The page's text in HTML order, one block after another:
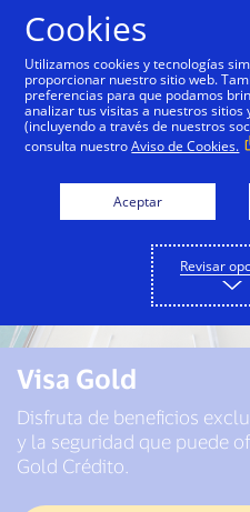
Visa Gold
Disfruta de beneficios
y la seguridad que puede
Gold Crédito.
Cookies
Utilizamos cookies y tecnologías
proporcionar nuestro sitio web.
preferencias para que podamos
analizar tus visitas a nuestros
(incluyendo a través de nuestros
consulta nuestroAviso de Cookies.
Aceptar
Revisar